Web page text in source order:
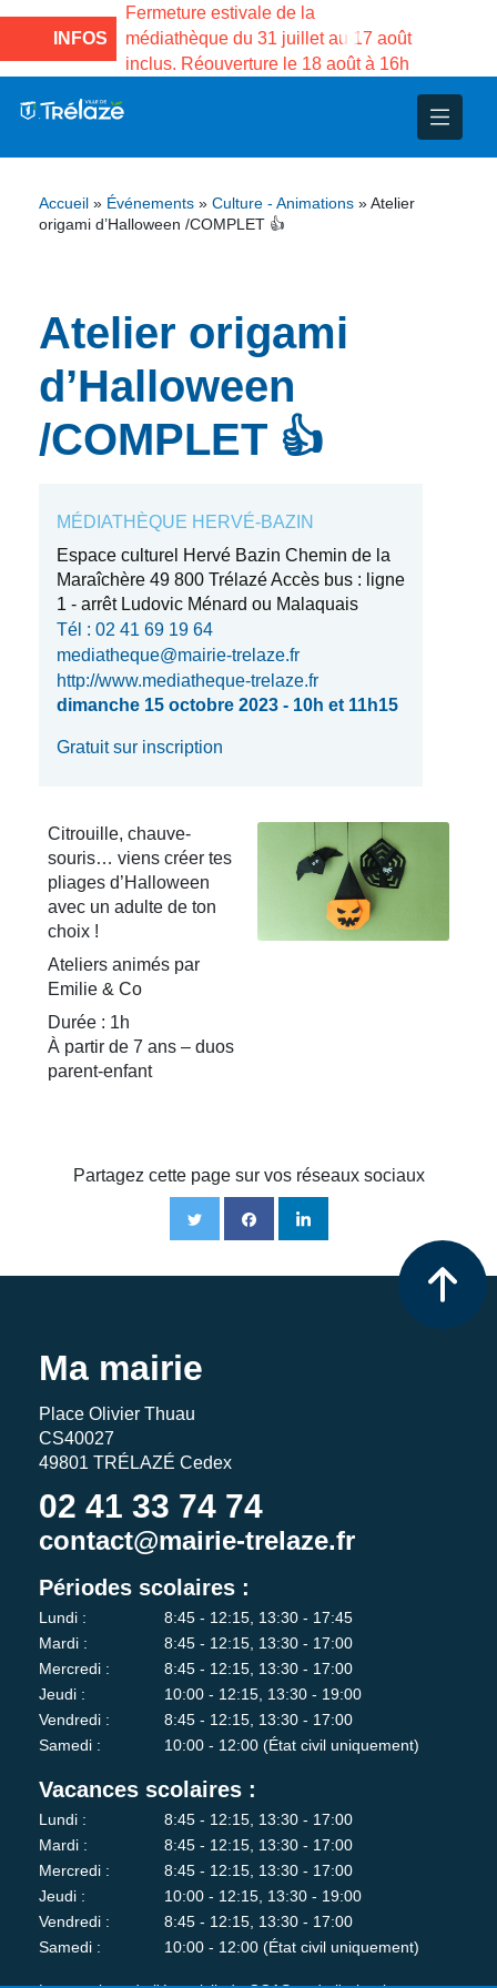
INFOS
la Maison des
de Gama du
Fermeture estivale de la
médiathèque du 31 juillet au 17 août
inclus. Réouverture le 18 août à 16h
Projets
– Jumelage
Accueil » Événements » Culture - Animations » Atelier
origami d’Halloween /COMPLET 👍
Atelier origami
d’Halloween
/COMPLET 👍
MÉDIATHÈQUE HERVÉ-BAZIN
Espace culturel Hervé Bazin Chemin de la
Maraîchère 49 800 Trélazé Accès bus : ligne
1 - arrêt Ludovic Ménard ou Malaquais
Tél : 02 41 69 19 64
mediatheque@mairie-trelaze.fr
http://www.mediatheque-trelaze.fr
dimanche 15 octobre 2023 - 10h et 11h15
Gratuit sur inscription
Citrouille, chauve-
souris… viens créer tes
pliages d’Halloween
avec un adulte de ton
choix !
Ateliers animés par
Emilie & Co
Durée : 1h
À partir de 7 ans – duos
parent-enfant
Partagez cette page sur vos réseaux sociaux
Ma mairie
Place Olivier Thuau
CS40027
49801 TRÉLAZÉ Cedex
02 41 33 74 74
contact@mairie-trelaze.fr
Périodes scolaires :
Lundi :
8:45 - 12:15, 13:30 - 17:45
Mardi :
8:45 - 12:15, 13:30 - 17:00
Mercredi :
8:45 - 12:15, 13:30 - 17:00
Jeudi :
10:00 - 12:15, 13:30 - 19:00
Vendredi :
8:45 - 12:15, 13:30 - 17:00
Samedi :
10:00 - 12:00 (État civil uniquement)
Vacances scolaires :
Lundi :
8:45 - 12:15, 13:30 - 17:00
Mardi :
8:45 - 12:15, 13:30 - 17:00
Mercredi :
8:45 - 12:15, 13:30 - 17:00
Jeudi :
10:00 - 12:15, 13:30 - 19:00
Vendredi :
8:45 - 12:15, 13:30 - 17:00
Samedi :
10:00 - 12:00 (État civil uniquement)